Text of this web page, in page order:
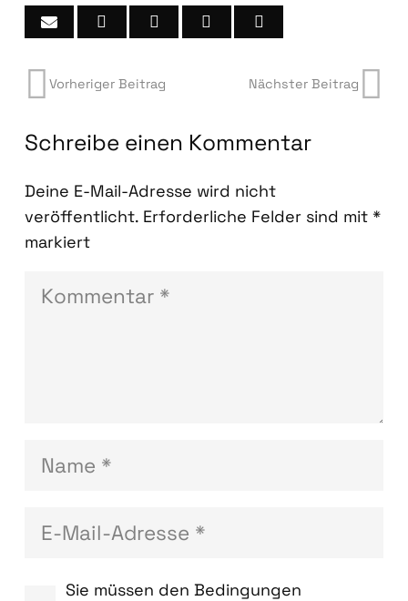
Vorheriger Beitrag Nächster Beitrag
Schreibe einen Kommentar
Deine E-Mail-Adresse wird nicht
veröffentlicht. Erforderliche Felder sind mit *
markiert
Sie müssen den Bedingungen